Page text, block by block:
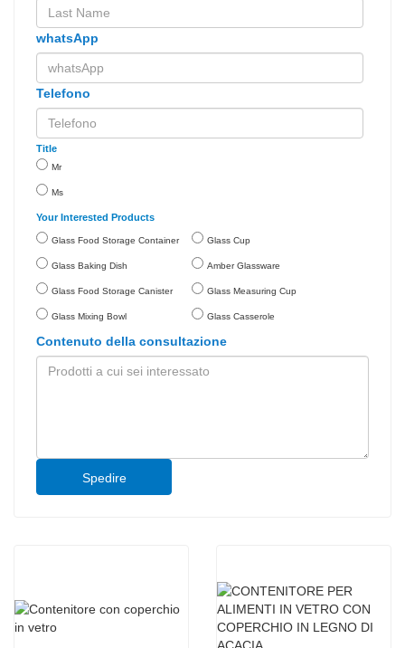
whatsApp
Telefono
Title
Mr
Ms
Your Interested Products
Glass Food Storage Container
Glass Baking Dish
Glass Food Storage Canister
Glass Mixing Bowl
Glass Cup
Amber Glassware
Glass Measuring Cup
Glass Casserole
Contenuto della consultazione
Spedire